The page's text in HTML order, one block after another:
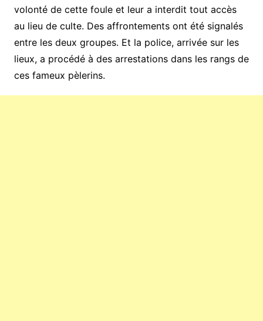
volonté de cette foule et leur a interdit tout accès
au lieu de culte. Des affrontements ont été signalés
entre les deux groupes. Et la police, arrivée sur les
lieux, a procédé à des arrestations dans les rangs de
ces fameux pèlerins.